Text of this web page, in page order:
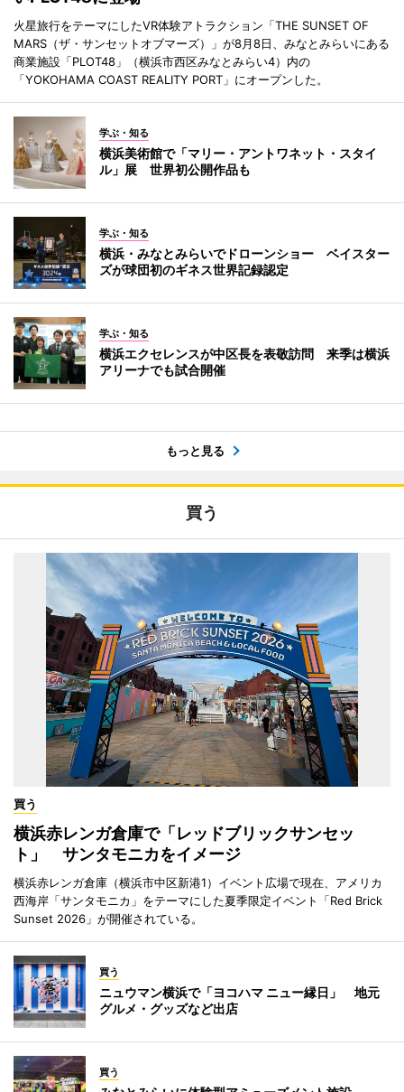
火星旅行をテーマにしたVR体験アトラクション「THE SUNSET OF
MARS（ザ・サンセットオブマーズ）」が8月8日、みなとみらいにある
商業施設「PLOT48」（横浜市西区みなとみらい4）内の
「YOKOHAMA COAST REALITY PORT」にオープンした。
学ぶ・知る
横浜美術館で「マリー・アントワネット・スタイ
ル」展 世界初公開作品も
学ぶ・知る
横浜・みなとみらいでドローンショー ベイスター
ズが球団初のギネス世界記録認定
学ぶ・知る
横浜エクセレンスが中区長を表敬訪問 来季は横浜
アリーナでも試合開催
もっと見る
買う
買う
横浜赤レンガ倉庫で「レッドブリックサンセッ
ト」 サンタモニカをイメージ
横浜赤レンガ倉庫（横浜市中区新港1）イベント広場で現在、アメリカ
西海岸「サンタモニカ」をテーマにした夏季限定イベント「Red Brick
Sunset 2026」が開催されている。
買う
ニュウマン横浜で「ヨコハマ ニュー縁日」 地元
グルメ・グッズなど出店
買う